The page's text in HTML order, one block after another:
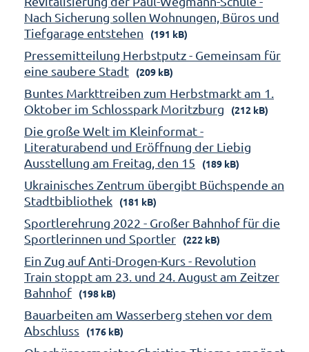
Nach Sicherung sollen Wohnungen, Büros und
Tiefgarage entstehen
(191 kB)
Pressemitteilung Herbstputz - Gemeinsam für
eine saubere Stadt
(209 kB)
Buntes Markttreiben zum Herbstmarkt am 1.
Oktober im Schlosspark Moritzburg
(212 kB)
Die große Welt im Kleinformat -
Literaturabend und Eröffnung der Liebig
Ausstellung am Freitag, den 15
(189 kB)
Ukrainisches Zentrum übergibt Büchspende an
Stadtbibliothek
(181 kB)
Sportlerehrung 2022 - Großer Bahnhof für die
Sportlerinnen und Sportler
(222 kB)
Ein Zug auf Anti-Drogen-Kurs - Revolution
Train stoppt am 23. und 24. August am Zeitzer
Bahnhof
(198 kB)
Bauarbeiten am Wasserberg stehen vor dem
Abschluss
(176 kB)